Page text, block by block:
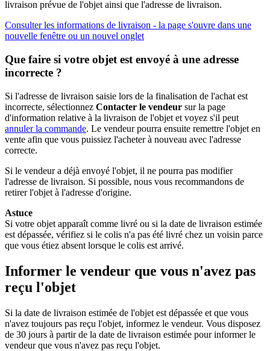
livraison prévue de l'objet ainsi que l'adresse de livraison.
Consulter les informations de livraison - la page s'ouvre dans une
nouvelle fenêtre ou un nouvel onglet
Que faire si votre objet est envoyé à une adresse
incorrecte ?
Si l'adresse de livraison saisie lors de la finalisation de l'achat est
incorrecte, sélectionnez Contacter le vendeur sur la page
d'information relative à la livraison de l'objet et voyez s'il peut
annuler la commande. Le vendeur pourra ensuite remettre l'objet en
vente afin que vous puissiez l'acheter à nouveau avec l'adresse
correcte.
Si le vendeur a déjà envoyé l'objet, il ne pourra pas modifier
l'adresse de livraison. Si possible, nous vous recommandons de
retirer l'objet à l'adresse d'origine.
Astuce
Si votre objet apparaît comme livré ou si la date de livraison estimée
est dépassée, vérifiez si le colis n'a pas été livré chez un voisin parce
que vous étiez absent lorsque le colis est arrivé.
Informer le vendeur que vous n'avez pas
reçu l'objet
Si la date de livraison estimée de l'objet est dépassée et que vous
n'avez toujours pas reçu l'objet, informez le vendeur. Vous disposez
de 30 jours à partir de la date de livraison estimée pour informer le
vendeur que vous n'avez pas reçu l'objet.